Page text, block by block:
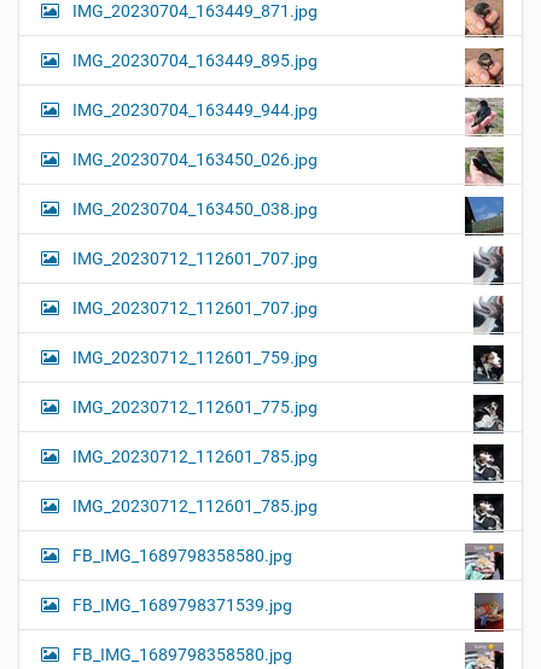
IMG_20230704_163449_871.jpg
IMG_20230704_163449_895.jpg
IMG_20230704_163449_944.jpg
IMG_20230704_163450_026.jpg
IMG_20230704_163450_038.jpg
IMG_20230712_112601_707.jpg
IMG_20230712_112601_707.jpg
IMG_20230712_112601_759.jpg
IMG_20230712_112601_775.jpg
IMG_20230712_112601_785.jpg
IMG_20230712_112601_785.jpg
FB_IMG_1689798358580.jpg
FB_IMG_1689798371539.jpg
FB_IMG_1689798358580.jpg